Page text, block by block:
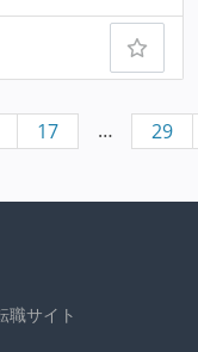
17 … 29
職サイト